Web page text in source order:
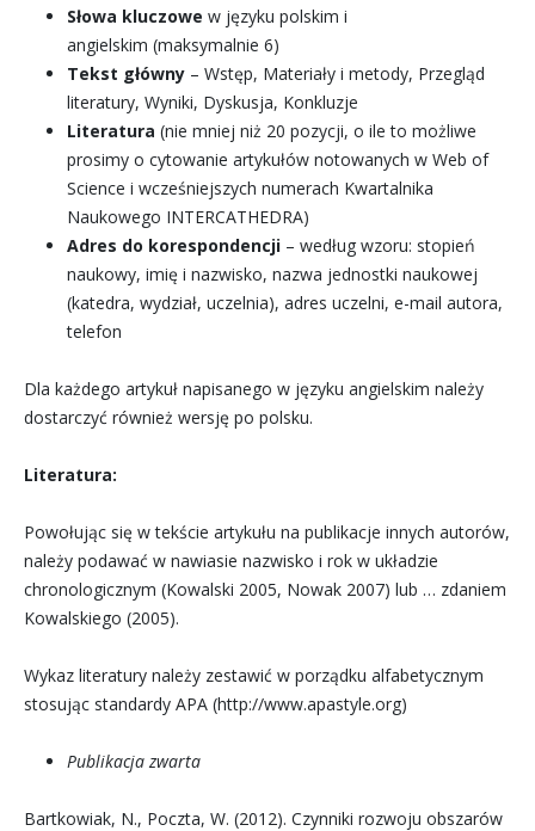
Słowa kluczowe w języku polskim i
angielskim (maksymalnie 6)
Tekst główny – Wstęp, Materiały i metody, Przegląd
literatury, Wyniki, Dyskusja, Konkluzje
Literatura (nie mniej niż 20 pozycji, o ile to możliwe
prosimy o cytowanie artykułów notowanych w Web of
Science i wcześniejszych numerach Kwartalnika
Naukowego INTERCATHEDRA)
Adres do korespondencji – według wzoru: stopień
naukowy, imię i nazwisko, nazwa jednostki naukowej
(katedra, wydział, uczelnia), adres uczelni, e-mail autora,
telefon
Dla każdego artykuł napisanego w języku angielskim należy
dostarczyć również wersję po polsku.
Literatura:
Powołując się w tekście artykułu na publikacje innych autorów,
należy podawać w nawiasie nazwisko i rok w układzie
chronologicznym (Kowalski 2005, Nowak 2007) lub … zdaniem
Kowalskiego (2005).
Wykaz literatury należy zestawić w porządku alfabetycznym
stosując standardy APA (http://www.apastyle.org)
Publikacja zwarta
Bartkowiak, N., Poczta, W. (2012). Czynniki rozwoju obszarów